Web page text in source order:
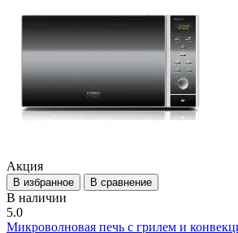
Акция
В избранное В сравнение
В наличии
5.0
Микроволновая печь с грилем и